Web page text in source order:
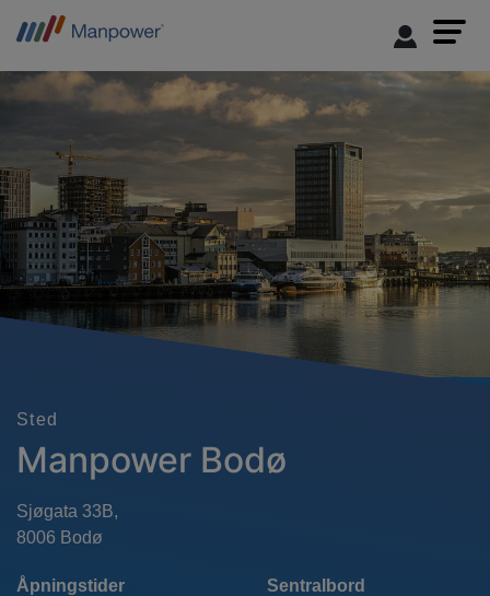
Sted
Manpower Bodø
Sjøgata 33B,
Åpningstider
Sentralbord